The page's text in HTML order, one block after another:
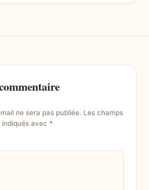
ne sera pas publiée. Les champs
avec *